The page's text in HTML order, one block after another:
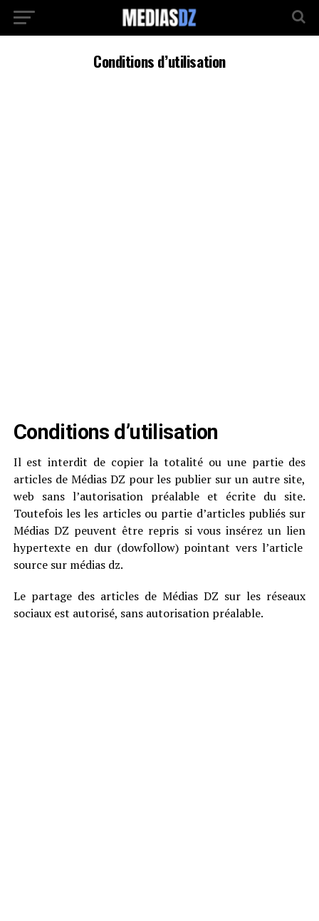
Conditions d’utilisation
Conditions d’utilisation
Il est interdit de copier la totalité ou une partie des
articles de Médias DZ pour les publier sur un autre site,
web sans l’autorisation préalable et écrite du site.
Toutefois les les articles ou partie d’articles publiés sur
Médias DZ peuvent être repris si vous insérez un lien
hypertexte en dur (dowfollow) pointant vers l’article
source sur médias dz.
Le partage des articles de Médias DZ sur les réseaux
sociaux est autorisé, sans autorisation préalable.